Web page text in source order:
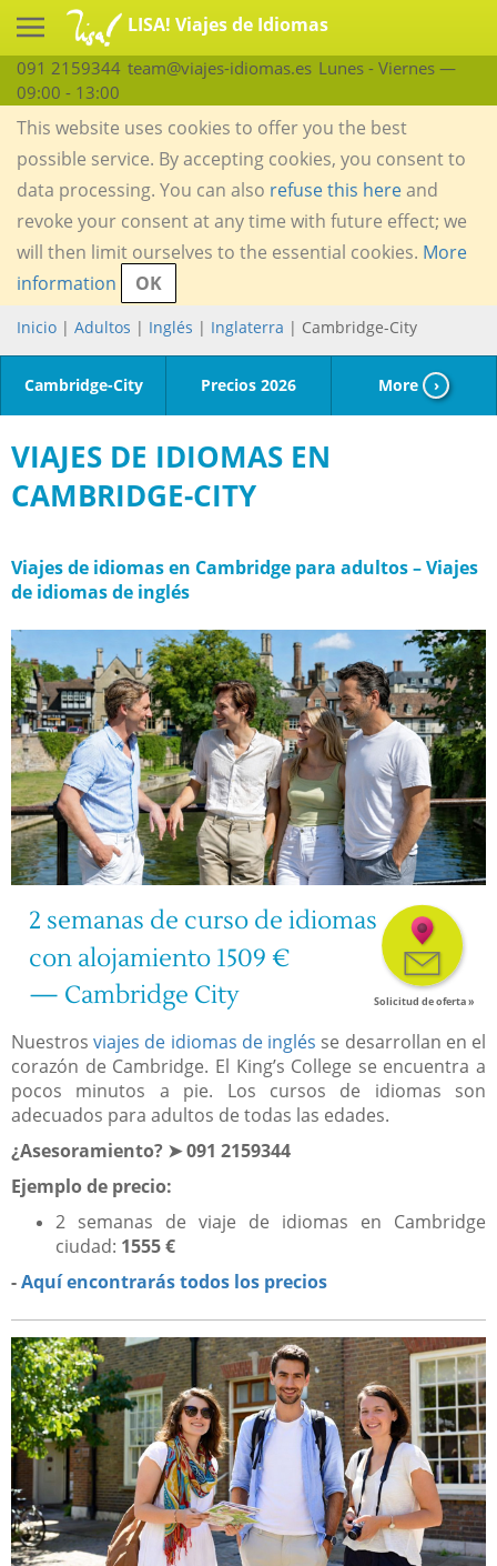
LISA! Viajes de Idiomas
091 2159344 team@viajes-idiomas.es Lunes - Viernes —
09:00 - 13:00
This website uses cookies to offer you the best
possible service. By accepting cookies, you consent to
data processing. You can also refuse this hereand
revoke your consent at any time with future effect; we
will then limit ourselves to the essential cookies. More
information
OK
Inicio | Adultos | Inglés | Inglaterra | Cambridge-City
Cambridge-City Precios 2026 More ›
VIAJES DE IDIOMAS EN
CAMBRIDGE-CITY
Viajes de idiomas en Cambridge para adultos – Viajes
de idiomas de inglés
2 semanas de curso de idiomas
con alojamiento 1509 €
— Cambridge City Solicitud de oferta »
Nuestrosviajes de idiomas de inglés se desarrollan en el
corazón de Cambridge. El King’s College se encuentra a
pocos minutos a pie. Los cursos de idiomas son
adecuados para adultos de todas las edades.
¿Asesoramiento? ➤ 091 2159344
Ejemplo de precio:
2 semanas de viaje de idiomas en Cambridge
ciudad: 1555 €
-Aquí encontrarás todos los precios